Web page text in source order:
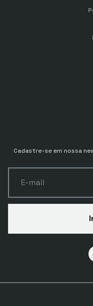
Cadastre-se em nossa
E-mail